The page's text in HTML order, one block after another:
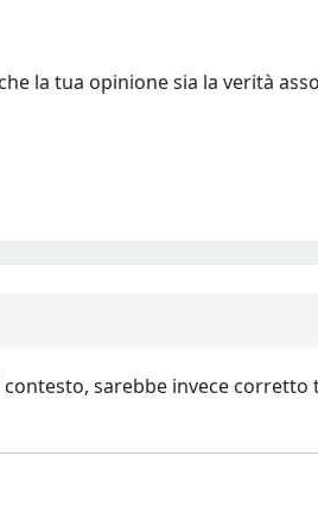
la tua opinione sia la verità
sarebbe invece